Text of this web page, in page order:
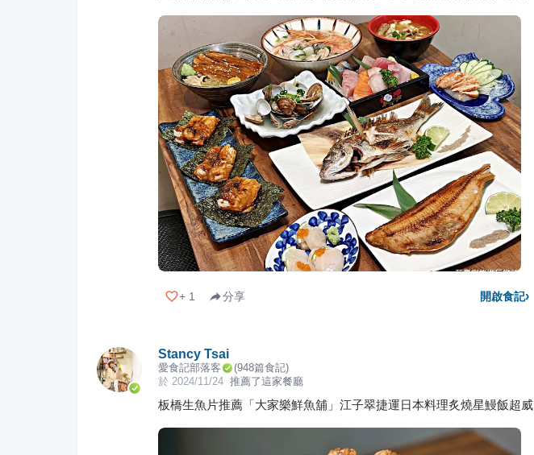
+ 1 分享 開啟食記›
Stancy Tsai
愛食記部落客 (948篇食記)
於 2024/11/24 推薦了這家餐廳
板橋生魚片推薦「大家樂鮮魚舖」江子翠捷運日本料理炙燒星鰻飯超威